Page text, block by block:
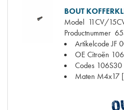
BOUT
Model 11CV/
Productnummer
Artikelcode JF
OE Citroën
Codes 106S30
Maten M4x17